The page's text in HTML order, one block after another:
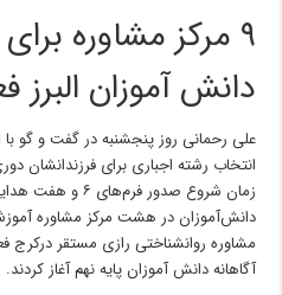
۹ مرکز مشاوره
دانش آموزان
علی رحمانی روز پنجشنبه در گفت و گو با
انتخاب رشته اجباری برای فرزندانشان
زمان شروع صدور
دانش‌آموزان در هشت مرکز مشاوره
مشاوره روانشناختی رازی مستقر درکرج
آگاهانه دانش آموزان پایه نهم آغاز کردند.